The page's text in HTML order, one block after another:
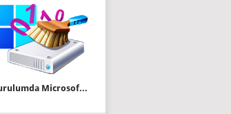
Kurulumda Microsoft hesabı gereksinimini atlatın